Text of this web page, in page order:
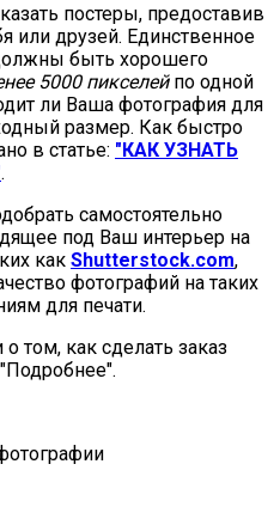
постеры, предоставив
или друзей. Единственное
быть хорошего
5000 пикселейпо одной
ли Ваша фотография для
размер. Как быстро
в статье: "КАК УЗНАТЬ
.
самостоятельно
под Ваш интерьер на
как Shutterstock.com,
фотографий на таких
для печати.
том, как сделать заказ